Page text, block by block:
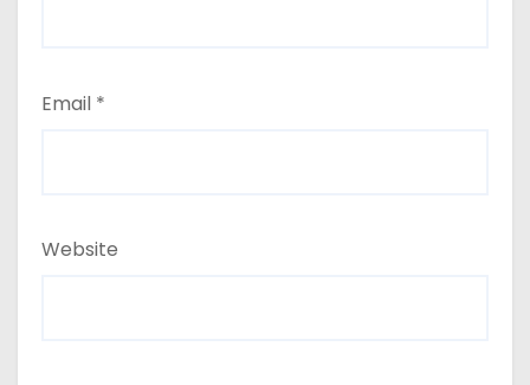
Email *
Website